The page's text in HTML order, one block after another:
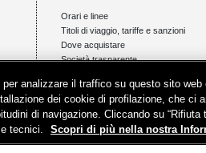
Orari e linee
Titoli di viaggio, tariffe e sanzioni
Dove acquistare
Società trasparente
Campania
Orari e linee
Titoli di viaggio e tariffe
Dove acquistare
analizzare il traffico su questo sito web
dei cookie di profilazione, che ci
di navigazione. Cliccando su “Rifiuta
tecnici.
Scopri di più nella nostra